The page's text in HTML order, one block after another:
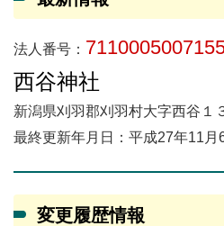
法人番号：
西谷神社
新潟県刈羽郡刈羽村大字西谷１
最終更新年月日：平成27年11月
変更履歴情報